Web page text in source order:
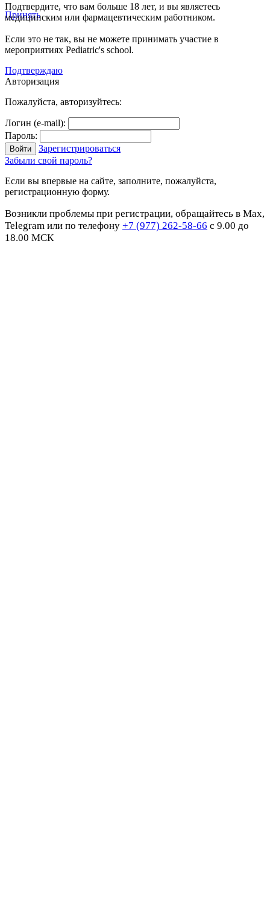
Принять
Подтвердите, что вам больше 18 лет, и вы являетесь
медицинским или фармацевтическим работником.
Если это не так, вы не можете принимать участие в
мероприятиях Pediatric's school.
Подтверждаю
Авторизация
Пожалуйста, авторизуйтесь:
Логин (e-mail):
Пароль:
Зарегистрироваться
Забыли свой пароль?
Если вы впервые на сайте, заполните, пожалуйста,
регистрационную форму.
Возникли проблемы при регистрации, обращайтесь в Max,
Telegram или по телефону +7 (977) 262-58-66 с 9.00 до
18.00 МСК